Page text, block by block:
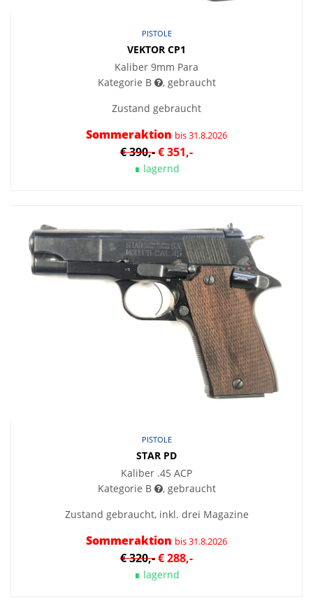
PISTOLE
VEKTOR CP1
Kaliber 9mm Para
Kategorie B
, gebraucht
Zustand gebraucht
Sommeraktion bis 31.8.2026
€ 390,-€ 351,-
∎ lagernd
PISTOLE
STAR PD
Kaliber .45 ACP
Kategorie B
, gebraucht
Zustand gebraucht, inkl. drei Magazine
Sommeraktion bis 31.8.2026
€ 320,-€ 288,-
∎ lagernd